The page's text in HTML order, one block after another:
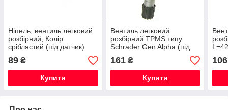
Ніпель, вентиль легковий
розбірний, Колір
сріблястий (під датчик)
89 ₴
Купити
Вентиль легковий
розбірний TPMS типу
Schrader Gen Alpha (під
161₴
Купити
106